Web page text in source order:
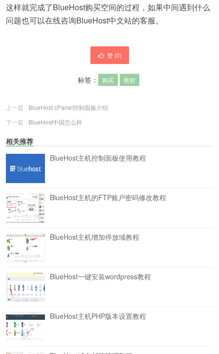
这样就完成了BlueHost购买空间的过程，如果中间遇到什么
问题也可以在线咨询BlueHost中文站的客服。
赞 (0)
标签： 购买 教程
上一篇
BlueHost cPanel控制面板介绍
下一篇
BlueHost中国怎么样
相关推荐
BlueHost主机控制面板使用教程
BlueHost主机的FTP账户密码修改教程
BlueHost主机增加停放域教程
BlueHost一键安装wordpress教程
BlueHost主机PHP版本设置教程